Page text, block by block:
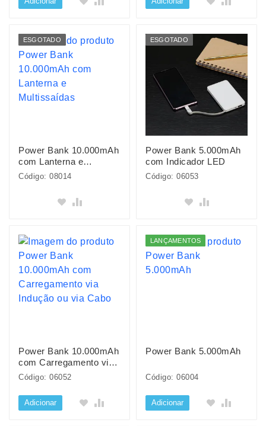
ESGOTADO
Power Bank 10.000mAh
com Lanterna e
Multissaídas
Código: 08014
ESGOTADO
Power Bank 5.000mAh
com Indicador LED
Código: 06053
Power Bank 10.000mAh
com Carregamento via
Indução ou via Cabo
Código: 06052
Adicionar
LANÇAMENTOS
Power Bank 5.000mAh
Código: 06004
Adicionar